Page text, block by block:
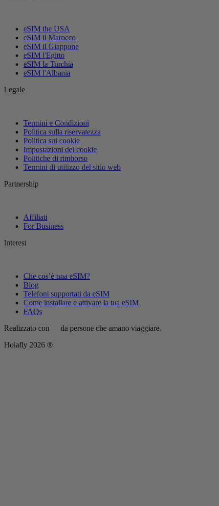
eSIM the USA
eSIM il Marocco
eSIM il Giappone
eSIM l'Egitto
eSIM la Turchia
eSIM l'Albania
Legale
Termini e Condizioni
Politica sulla riservatezza
Politica sui cookie
Impostazioni dei cookie
Politiche di rimborso
Termini di utilizzo del sitio web
Partnership
Affiliati
For Business
Interest
Che cos’è una eSIM?
Blog
Telefoni supportati da eSIM
Come installare e attivare la tua eSIM
FAQs
Realizzato con
da persone che amano viaggiare.
Holafly 2026 ®